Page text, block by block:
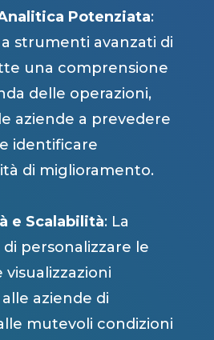
Potenziata:
a strumenti avanzati di
una comprensione
delle operazioni,
aziende a prevedere
identificare
di miglioramento.
e Scalabilità: La
di personalizzare le
visualizzazioni
aziende di
mutevoli condizioni